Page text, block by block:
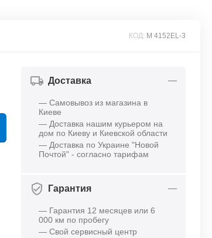
КОД: M 4152EL-3
Доставка
— Самовывоз из магазина в
Киеве
— Доставка нашим курьером на
дом по Киеву и Киевской области
— Доставка по Украине "Новой
Почтой" - согласно тарифам
Гарантия
— Гарантия 12 месяцев или 6
000 км по пробегу
— Свой сервисный центр